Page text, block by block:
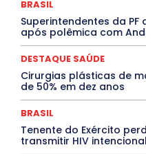
DESTAQUES OUTROS
ELEIÇÕES
Especial
EVENTOS
MEIO AMBIENTE
MÚSICA
O Plantonista
Paraíba
Paraná
BRASIL
Superintendentes da
após polêmica com
DESTAQUE SAÚDE
Cirurgias plásticas de
de 50% em dez anos
BRASIL
Tenente do Exército
transmitir HIV